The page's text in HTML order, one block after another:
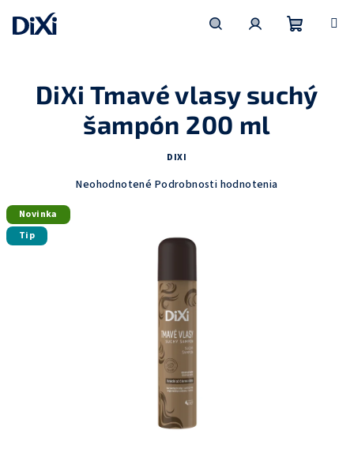
obsah
košík
DiXi Tmavé vlasy suchý
šampón 200 ml
DIXI
Priemerné
Neohodnotené Podrobnosti hodnotenia
Novinka
Tip